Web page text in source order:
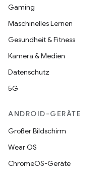
Gaming
Maschinelles Lernen
Gesundheit & Fitness
Kamera & Medien
Datenschutz
5G
ANDROID-GERÄTE
Großer Bildschirm
Wear OS
ChromeOS-Geräte